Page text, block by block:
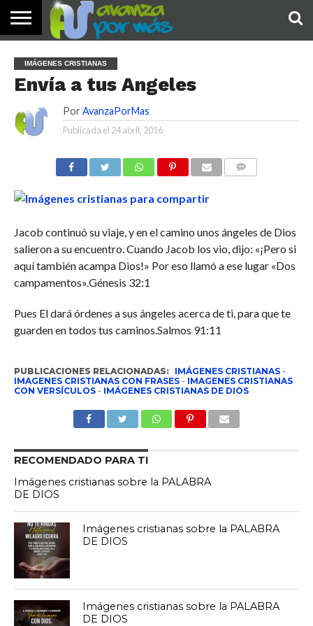
PALABRA
DE HOY
DEVOCIONALES
NOTICIAS
TESTIMONIOS
ORACIONES
SOBRE
NOSOTROS
IMÁGENES
IMÁGENES CRISTIANAS
Envía a tus Angeles
Por AvanzaPorMas
Publicada el 24 abril, 2016
Jacob continuó su viaje, y en el camino unos ángeles de Dios
salieron a su encuentro. Cuando Jacob los vio, dijo: «¡Pero si
aquí también acampa Dios!» Por eso llamó a ese lugar «Dos
campamentos».Génesis 32:1
Pues El dará órdenes a sus ángeles acerca de ti, para que te
guarden en todos tus caminos.Salmos 91:11
PUBLICACIONES RELACIONADAS: IMÁGENES CRISTIANAS-
IMAGENES CRISTIANAS CON FRASES- IMAGENES CRISTIANAS
CON VERSÍCULOS- IMÁGENES CRISTIANAS DE DIOS
RECOMENDADO PARA TI
Imágenes cristianas sobre la PALABRA
DE DIOS
Imágenes cristianas sobre la PALABRA
DE DIOS
Imágenes cristianas sobre la PALABRA
DE DIOS